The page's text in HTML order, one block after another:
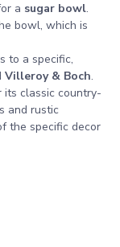
a sugar bowl.
bowl, which is
to a specific,
Villeroy & Boch.
its classic country-
and rustic
the specific decor